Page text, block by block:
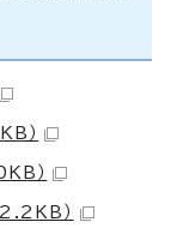
）
）
）